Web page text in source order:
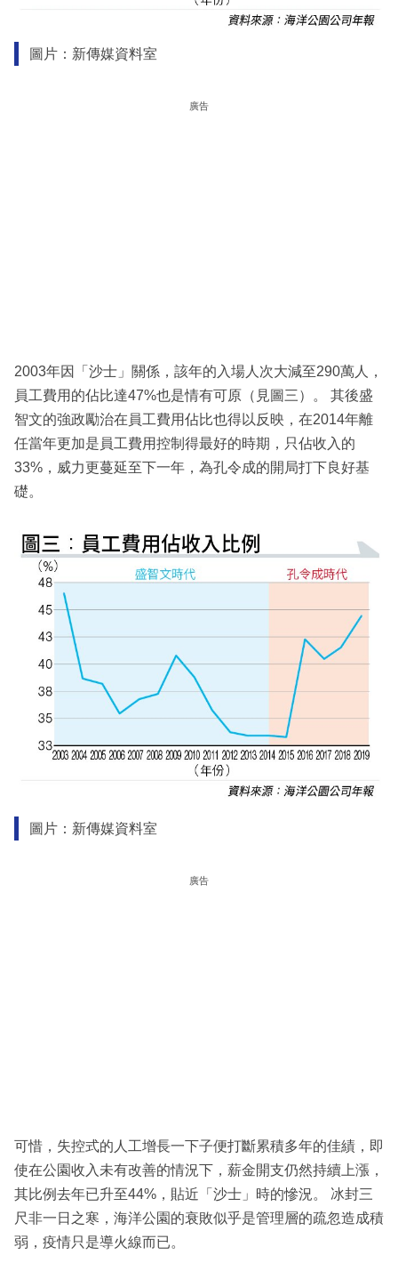
圖片：新傳媒資料室
廣告
2003年因「沙士」關係，該年的入場人次大減至290萬人，
員工費用的佔比達47%也是情有可原（見圖三）。 其後盛
智文的強政勵治在員工費用佔比也得以反映，在2014年離
任當年更加是員工費用控制得最好的時期，只佔收入的
33%，威力更蔓延至下一年，為孔令成的開局打下良好基
礎。
圖片：新傳媒資料室
廣告
可惜，失控式的人工增長一下子便打斷累積多年的佳績，即
使在公園收入未有改善的情況下，薪金開支仍然持續上漲，
其比例去年已升至44%，貼近「沙士」時的慘況。 冰封三
尺非一日之寒，海洋公園的衰敗似乎是管理層的疏忽造成積
弱，疫情只是導火線而已。